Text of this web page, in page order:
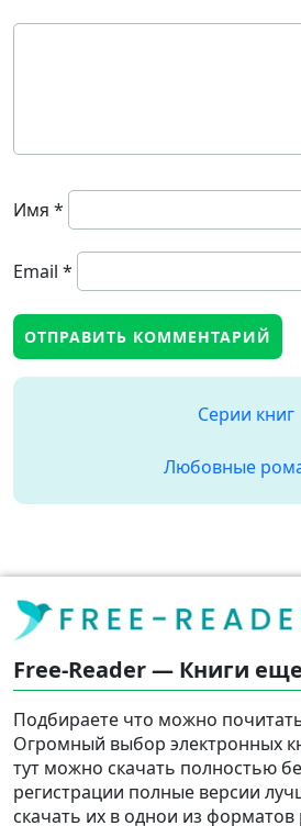
Имя *
Email *
Серии книг
Любовные
Free-Reader — Книги
Подбираете что можно
Огромный выбор электронных
тут можно скачать полностью
регистрации полные версии
скачать их в однои из